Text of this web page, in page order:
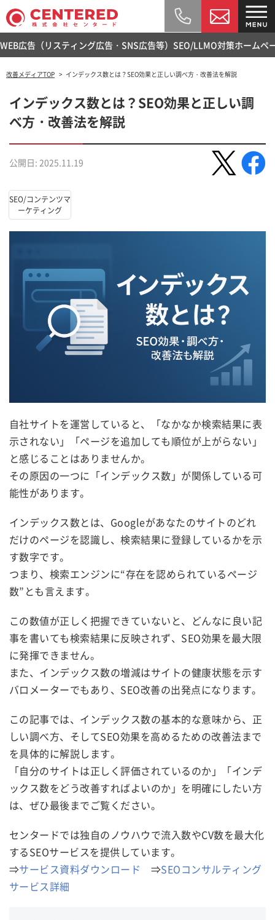
WEB広告（リスティング広告・SNS広告等） SEO/LLMO対策ホームペ
改善メディアTOP インデックス数とは？SEO効果と正しい調べ方・改善法を解説
インデックス数とは？SEO効果と正しい調
べ方・改善法を解説
公開日: 2025.11.19
SEO/コンテンツマ
ーケティング
自社サイトを運営していると、「なかなか検索結果に表
示されない」「ページを追加しても順位が上がらない」
と感じることはありませんか。
その原因の一つに「インデックス数」が関係している可
能性があります。
インデックス数とは、Googleがあなたのサイトのどれ
だけのページを認識し、検索結果に登録しているかを示
す数字です。
つまり、検索エンジンに“存在を認められているページ
数”とも言えます。
この数値が正しく把握できていないと、どんなに良い記
事を書いても検索結果に反映されず、SEO効果を最大限
に発揮できません。
また、インデックス数の増減はサイトの健康状態を示す
バロメーターでもあり、SEO改善の出発点になります。
この記事では、インデックス数の基本的な意味から、正
しい調べ方、そしてSEO効果を高めるための改善法まで
を具体的に解説します。
「自分のサイトは正しく評価されているのか」「インデ
ックス数をどう改善すればよいのか」を明確にしたい方
は、ぜひ最後までご覧ください。
センタードでは独自のノウハウで流入数やCV数を最大化
するSEOサービスを提供しています。
⇒サービス資料ダウンロード ⇒SEOコンサルティング
サービス詳細